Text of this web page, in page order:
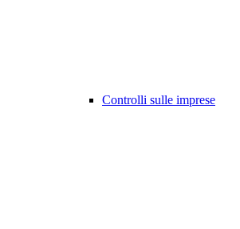
Controlli sulle imprese